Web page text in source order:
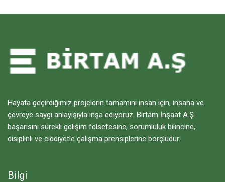
Hayata geçirdiğimiz projelerin tamamını insan için, insana ve
çevreye saygı anlayışıyla inşa ediyoruz. Birtam İnşaat A.Ş
başarısını sürekli gelişim felsefesine, sorumluluk bilincine,
disiplinli ve ciddiyetle çalışma prensiplerine borçludur.
Bilgi